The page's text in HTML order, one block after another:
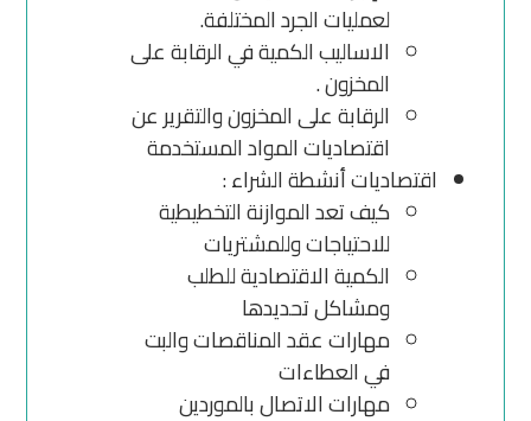
لعمليات الجرد المختلفة.
الاساليب الكمية في الرقابة على
المخزون .
الرقابة على المخزون والتقرير عن
اقتصاديات المواد المستخدمة
اقتصاديات أنشطة الشراء :
كيف تعد الموازنة التخطيطية
للاحتياجات وللمشتريات
الكمية الاقتصادية للطلب
ومشاكل تحديدها
مهارات عقد المناقصات والبت
في العطاءات
مهارات الاتصال بالموردين